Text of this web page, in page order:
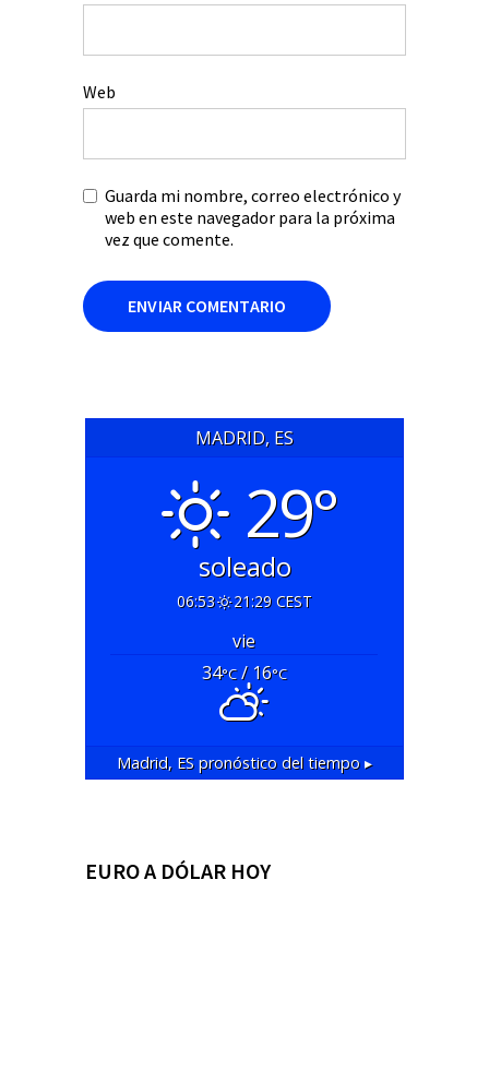
Web
Guarda mi nombre, correo electrónico y
web en este navegador para la próxima
vez que comente.
MADRID, ES
29°
soleado
06:53 21:29 CEST
vie
34°C/ 16°C
Madrid, ES pronóstico del tiempo ▸
EURO A DÓLAR HOY